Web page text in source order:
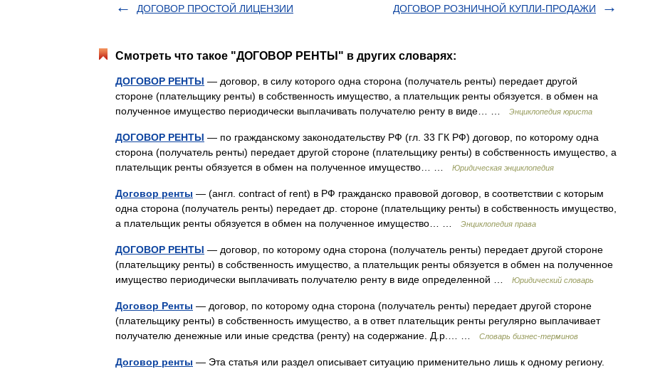
ДОГОВОР ПРОСТОЙ ЛИЦЕНЗИИ
ДОГОВОР РОЗНИЧНОЙ КУПЛИ-ПРОДАЖИ
Смотреть что такое "ДОГОВОР РЕНТЫ" в других словарях:
ДОГОВОР РЕНТЫ — договор, в силу которого одна сторона (получатель ренты) передает другой
стороне (плательщику ренты) в собственность имущество, а плательщик ренты обязуется. в обмен на
полученное имущество периодически выплачивать получателю ренту в виде… …
Энциклопедия юриста
ДОГОВОР РЕНТЫ — по гражданскому законодательству РФ (гл. 33 ГК РФ) договор, по которому одна
сторона (получатель ренты) передает другой стороне (плательщику ренты) в собственность имущество, а
плательщик ренты обязуется в обмен на полученное имущество… …
Юридическая энциклопедия
Договор ренты — (англ. contract of rent) в РФ гражданско правовой договор, в соответствии с которым
одна сторона (получатель ренты) передает др. стороне (плательщику ренты) в собственность имущество,
а плательщик ренты обязуется в обмен на полученное имущество… …
Энциклопедия права
ДОГОВОР РЕНТЫ — договор, пo которому одна сторона (получатель ренты) передает другой стороне
(плательщику ренты) в собственность имущество, а плательщик ренты обязуется в обмен на полученное
имущество периодически выплачивать получателю ренту в виде определенной …
Юридический словарь
Договор Ренты — договор, по которому одна сторона (получатель ренты) передает другой стороне
(плательщику ренты) в собственность имущество, а в ответ плательщик ренты регулярно выплачивает
получателю денежные или иные средства (ренту) на содержание. Д.р.… …
Словарь бизнес-терминов
Договор ренты — Эта статья или раздел описывает ситуацию применительно лишь к одному региону.